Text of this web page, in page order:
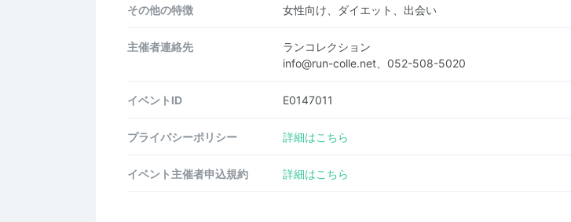
その他の特徴 女性向け、ダイエット、出会い
主催者連絡先
ランコレクション
info@run-colle.net、052-508-5020
イベントID E0147011
プライバシーポリシー 詳細はこちら
イベント主催者申込規約 詳細はこちら